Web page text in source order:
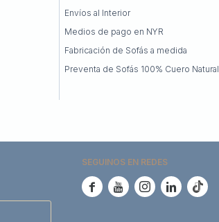
Envíos al Interior
Medios de pago en NYR
Fabricación de Sofás a medida
Preventa de Sofás 100% Cuero Natural
SEGUINOS EN REDES
    